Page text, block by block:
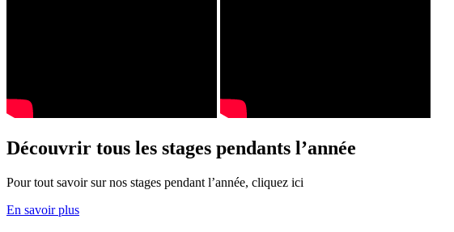
Découvrir tous les stages pendants l’année
Pour tout savoir sur nos stages pendant l’année, cliquez ici
En savoir plus